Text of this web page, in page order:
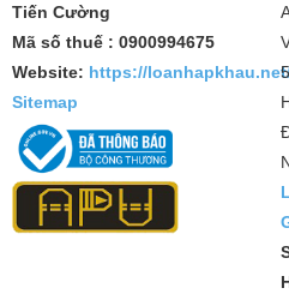
Tiến Cường
Mã số thuế : 0900994675
Website: https://
Sitemap